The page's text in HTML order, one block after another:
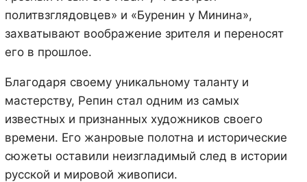
политвзглядовцев» и «Буренин у Минина»,
захватывают воображение зрителя и переносят
его в прошлое.
Благодаря своему уникальному таланту и
мастерству, Репин стал одним из самых
известных и признанных художников своего
времени. Его жанровые полотна и исторические
сюжеты оставили неизгладимый след в истории
русской и мировой живописи.